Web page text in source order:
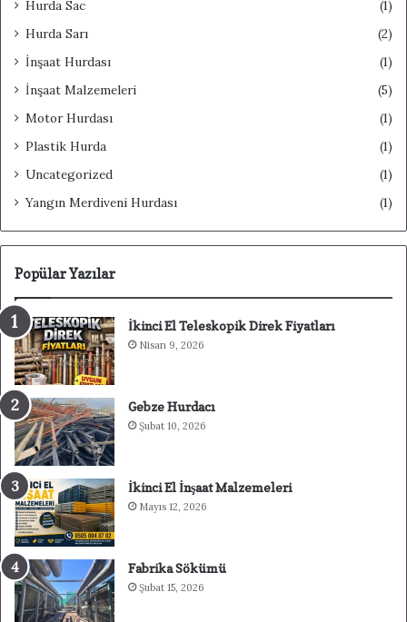
Hurda Sac
(1)
Hurda Sarı
(2)
İnşaat Hurdası
(1)
İnşaat Malzemeleri
(5)
Motor Hurdası
(1)
Plastik Hurda
(1)
Uncategorized
(1)
Yangın Merdiveni Hurdası
(1)
Popülar Yazılar
İkinci El Teleskopik Direk Fiyatları
Nisan 9, 2026
Gebze Hurdacı
Şubat 10, 2026
İkinci El İnşaat Malzemeleri
Mayıs 12, 2026
Fabrika Sökümü
Şubat 15, 2026